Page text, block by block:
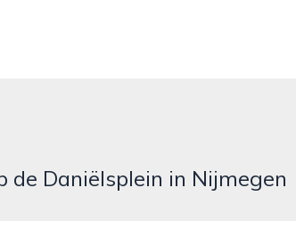
de Daniëlsplein in Nijmegen